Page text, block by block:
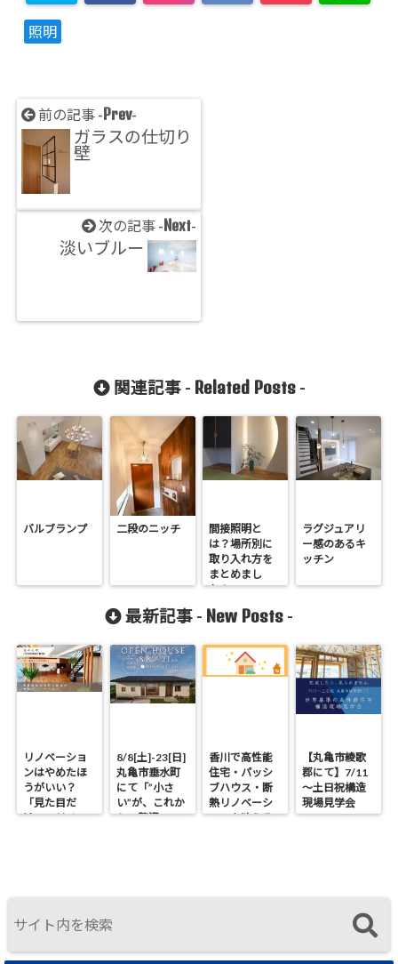
照明
前の記事 -Prev-
ガラスの仕切り
壁
次の記事 -Next-
淡いブルー
関連記事 - Related Posts-
バルブランプ 二段のニッチ
間接照明と
は？場所別に
取り入れ方を
まとめまし
た！
ラグジュアリ
ー感のあるキ
ッチン
最新記事 - New Posts -
リノベーショ
ンはやめたほ
うがいい？
「見た目だ
け」のリノベ
8/8[土]-23[日]
丸亀市垂水町
にて「”小さ
い”が、これか
らの贅沢。」
香川で高性能
住宅・パッシ
ブハウス・断
熱リノベーシ
ョンを叶える
【丸亀市綾歌
郡にて】7/11
～土日祝構造
現場見学会